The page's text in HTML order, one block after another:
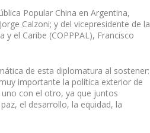
Popular China en Argentina,
Calzoni; y del vicepresidente de la
el Caribe (COPPPAL), Francisco
de esta diplomatura al sostener:
importante la política exterior de
con el otro, ya que juntos
el desarrollo, la equidad, la